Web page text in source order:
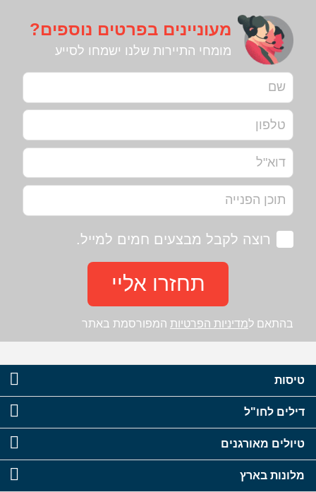
מעוניינים בפרטים נוספים?
מומחי התיירות שלנו ישמחו לסייע
רוצה לקבל מבצעים חמים למייל.
תחזרו אליי
בהתאם למדיניות הפרטיות המפורסמת באתר
טיסות
דילים לחו"ל
טיולים מאורגנים
מלונות בארץ